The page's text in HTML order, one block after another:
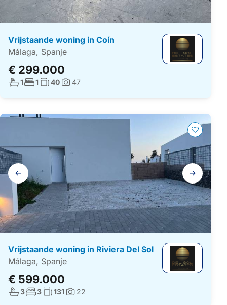
Vrijstaande woning in Coín
Málaga, Spanje
€ 299.000
Aantal badkamers:
1Aantal slaapkamers:
1 Woonoppervlakte:
40Foto's:
47
Galerij
navigatie
Vrijstaande woning in Riviera Del Sol
Málaga, Spanje
€ 599.000
Aantal badkamers:
3Aantal slaapkamers:
3Woonoppervlakte:
131 Foto's:
22